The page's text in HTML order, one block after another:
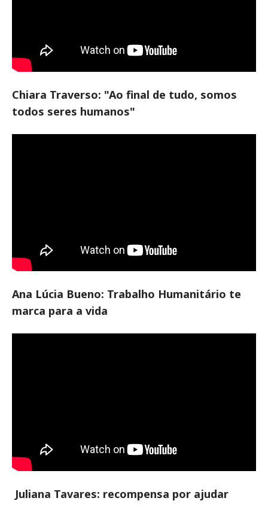
Chiara Traverso: "Ao final de tudo, somos
todos seres humanos"
Ana Lúcia Bueno: Trabalho Humanitário te
marca para a vida
Juliana Tavares: recompensa por ajudar